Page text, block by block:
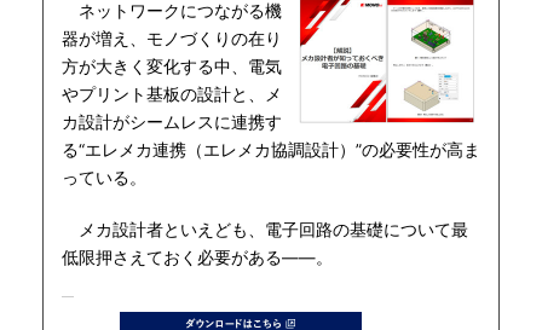
ネットワークにつながる機
器が増え、モノづくりの在り
方が大きく変化する中、電気
やプリント基板の設計と、メ
カ設計がシームレスに連携す
る“エレメカ連携（エレメカ協調設計）”の必要性が高ま
っている。
メカ設計者といえども、電子回路の基礎について最
低限押さえておく必要がある――。